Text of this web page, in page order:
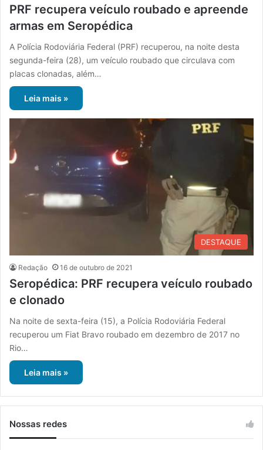
PRF recupera veículo roubado e apreende
armas em Seropédica
A Polícia Rodoviária Federal (PRF) recuperou, na noite desta
segunda-feira (28), um veículo roubado que circulava com
placas clonadas, além…
Leia mais »
DESTAQUE
Redação 16 de outubro de 2021
Seropédica: PRF recupera veículo roubado
e clonado
Na noite de sexta-feira (15), a Polícia Rodoviária Federal
recuperou um Fiat Bravo roubado em dezembro de 2017 no
Rio…
Leia mais »
Nossas redes